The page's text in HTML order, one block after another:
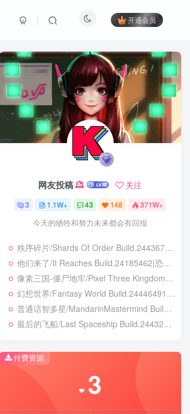
开通会员
网友投稿 关注
3 1.1W+ 43 148 371W+
改变你的思想，你就能改变自己的命运
秩序碎片/Shards Of Order Build.24436710|角色扮演|容量2.9GB|免安装绿色中文版
他们来了/It Reaches Build.24185462|恐怖冒险|容量5GB|免安装绿色中文版
像素三国-僵尸地牢/Pixel Three Kingdoms: Zombie Dungeon Build.24007867|动作冒险|容量354B|免安装绿色中文版
幻想世界/Fantasy World Build.24446491|策略战棋|容量3.8GB|免安装绿色中文版
普通话智多星/MandarinMastermind Build.24053068|动作冒险|容量5.5GB|免安装绿色中文版
最后的飞船/Last Spaceship Build.24432237|解谜冒险|容量1.7GB|免安装绿色中文版
付费资源
❤ 3